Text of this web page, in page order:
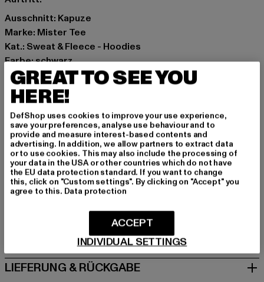
Ausschnitt: Kapuze
Marke: Mister Tee
Kat.: Sweat & Fleece - Hoodies
Farbe: schwarz
Hersteller Farbe: black
Materialzusammensetzung: 65% Baumwolle, 35%
Polyester
Art.Nr: MT3494-00007
Hersteller: TB International GmbH |info@tbint.de
Dr.-Robert-Murjahn-Straße 7 | 64372 Ober-Ramstadt |
DE
GRÖSSE & PASSFORM
PFLEGEHINWEISE
LIEFERUNG & RÜCKGABE
GREAT TO SEE YOU
HERE!
DefShop uses cookies to improve your use experience,
save your preferences, analyse use behaviour and to
provide and measure interest-based contents and
advertising. In addition, we allow partners to extract data
or to use cookies. This may also include the processing of
your data in the USA or other countries which do not have
the EU data protection standard. If you want to change
this, click on "Custom settings". By clicking on "Accept" you
agree to this. Data protection
INDIVIDUAL SETTINGS
ACCEPT